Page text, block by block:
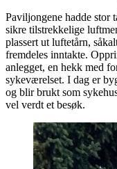
Paviljongene hadde stor
sikre tilstrekkelige
plassert ut luftetårn,
fremdeles inntakte.
anlegget, en hekk med
sykeværelset. I dag er
og blir brukt som
vel verdt et besøk.